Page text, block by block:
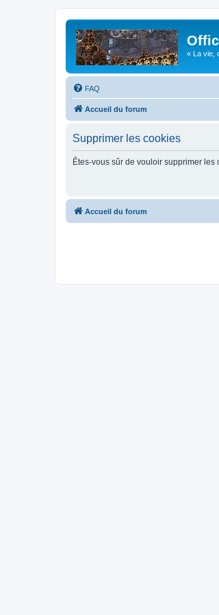
« La vie,
FAQ
Accueil du forum
Supprimer les cookies
Êtes-vous sûr de vouloir supprimer les
Accueil du forum